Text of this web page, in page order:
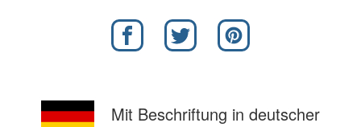
Mit Beschriftung in deutscher